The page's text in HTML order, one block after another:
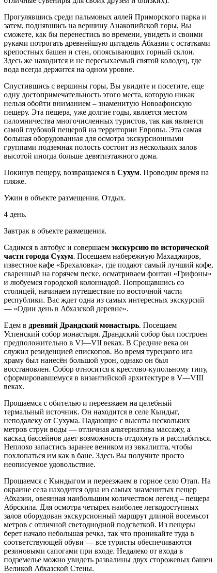
Прогулявшись среди пальмовых аллей Приморского парка и
затем, поднявшись на вершину Анакопийской горы, Вы
сможете, как бы перенестись во времени, увидеть и своими
руками потрогать древнейшую цитадель Абхазии с остатками
крепостных башен и стен, опоясывающих горный склон.
Здесь же находится и не пересыхаемый святой колодец, где
вода всегда держится на одном уровне.
Спустившись с вершины горы, Вы увидите и посетите, еще
одну достопримечательность этого места, которую никак
нельзя обойти вниманием – знаменитую Новоафонскую
пещеру. Эта пещера, уже долгие годы, является местом
паломничества многочисленных туристов, так как является
самой глубокой пещерой на территории Европы. Эта самая
большая оборудованная для осмотра экскурсионными
группами подземная полость состоит из нескольких залов
высотой иногда больше девятиэтажного дома.
Покинув пещеру, возвращаемся в Сухум. Проводим время на
пляже.
Ужин в объекте размещения. Отдых.
4 день.
Завтрак в объекте размещения.
Садимся в автобус и совершаем экскурсию по исторической
части города Сухум. Посещаем набережную Махаджиров,
известное кафе «Брехаловка», где подают самый лучший кофе,
сваренный на горячем песке, осматриваем фонтан «Грифоны»
и любуемся городской колоннадой. Попрощавшись со
столицей, начинаем путешествие по восточной части
республики. Вас ждет одна из самых интересных экскурсий
— «Один день в Абхазской деревне».
Едем в древний Драндский монастырь. Посещаем
Успенский собор монастыря. Драндский собор был построен
предположительно в VI—VII веках. В Средние века он
служил резиденцией епископов. Во время турецкого ига
храму был нанесён большой урон, однако он был
восстановлен. Собор относится к крестово-купольному типу,
сформировавшемуся в византийской архитектуре в V—VIII
веках.
Прощаемся с обителью и переезжаем на целебный
термальный источник. Он находится в селе Кындыг,
неподалеку от Сухума. Падающие с высоты нескольких
метров струи воды — отличная альтернатива массажу, а
каскад бассейнов дает возможность отдохнуть и расслабиться.
Неплохо запастись заранее веником из эвкалипта, чтобы
похлопаться им как в бане. Здесь Вы получите просто
неописуемое удовольствие.
Прощаемся с Кындыгом и переезжаем в горное село Отап. На
окраине села находится одна из самых знаменитых пещер
Абхазии, овеянная наибольшим количеством легенд – пещера
Абрскила. Для осмотра четырех наиболее легкодоступных
залов оборудован экскурсионный маршрут длиной восемьсот
метров с отличной светодиодной подсветкой. Из пещеры
берет начало небольшая речка, так что проникайте туда в
соответствующей обуви — все туристы обеспечиваются
резиновыми сапогами при входе. Недалеко от входа в
подземелье можно увидеть развалины двух сторожевых башен
Великой Абхазской Стены.